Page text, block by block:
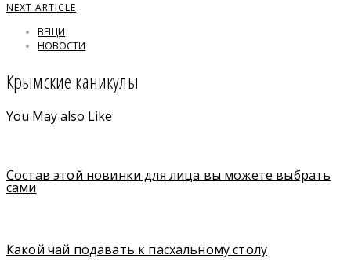
NEXT ARTICLE
ВЕЩИ
НОВОСТИ
Крымские каникулы
You May also Like
Состав этой новинки для лица вы можете выбрать
сами
Какой чай подавать к пасхальному столу